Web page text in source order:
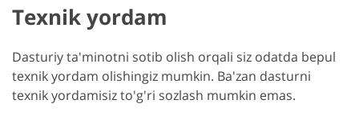
Texnik yordam
Dasturiy ta'minotni sotib olish orqali siz odatda bepul
texnik yordam olishingiz mumkin. Ba'zan dasturni
texnik yordamisiz to'g'ri sozlash mumkin emas.